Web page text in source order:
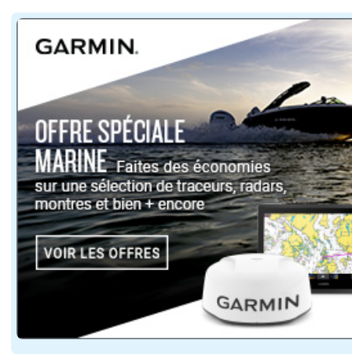
... Dans ce contexte, la navigation intérieure
Cette lenteur assumée constitue l'un des principaux
L'un des moteurs du développement de la location
Avant le départ, les loueurs assurent une prise en
Cette simplicité attire plusieurs profils : familles,
Le réseau français constitue un atout
Au-delà de la navigation elle-même, le tourisme
Cette immersion favorise la fréquentation des
Pour les collectivités riveraines, cette clientèle
La location fluviale ne se limite plus aux croisières